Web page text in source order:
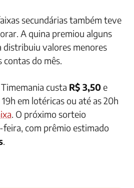
secundárias também teve
A quina premiou alguns
distribuiu valores menores
contas do mês.
custa R$ 3,50e
em lotéricas ou até as 20h
. O próximo sorteio
com prêmio estimado
.